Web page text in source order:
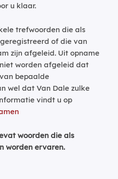
u klaar.
trefwoorden die als
of die van
zijn afgeleid. Uit opname
worden afgeleid dat
bepaalde
wel dat Van Dale zulke
vindt u op
woorden die als
worden ervaren.